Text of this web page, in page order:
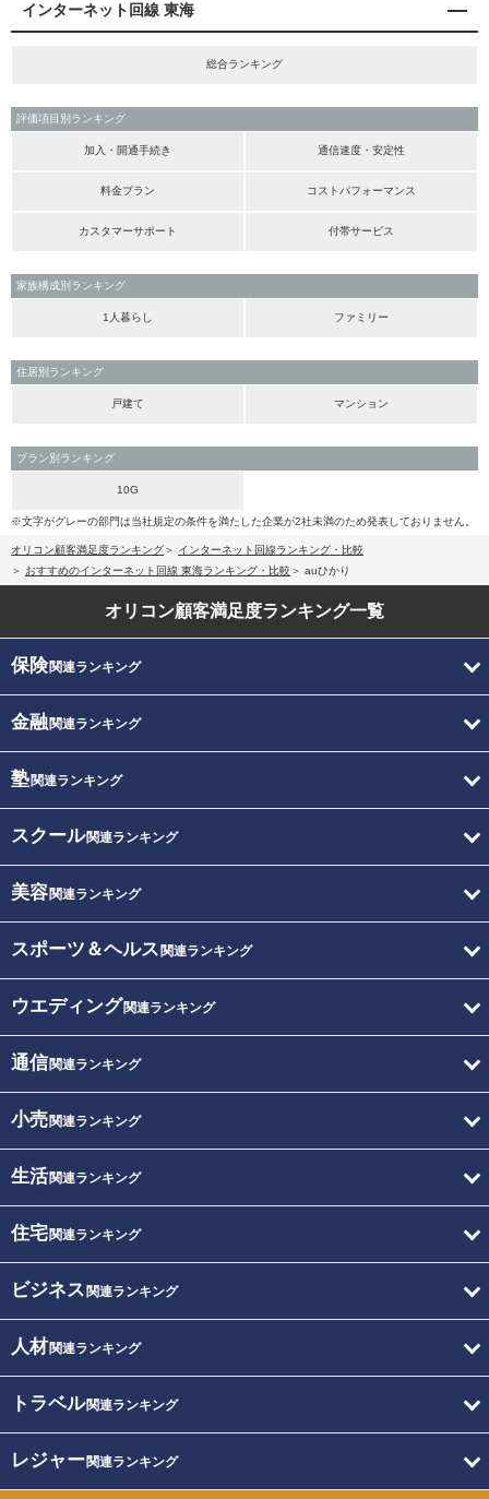
インターネット回線 東海
総合ランキング
評価項目別ランキング
加入・開通手続き 通信速度・安定性
料金プラン コストパフォーマンス
カスタマーサポート 付帯サービス
家族構成別ランキング
1人暮らし ファミリー
住居別ランキング
戸建て マンション
プラン別ランキング
10G
※文字がグレーの部門は当社規定の条件を満たした企業が2社未満のため発表しておりません。
オリコン顧客満足度ランキング
インターネット回線ランキング・比較
おすすめのインターネット回線 東海ランキング・比較
auひかり
オリコン顧客満足度ランキング一覧
保険関連ランキング
金融関連ランキング
塾関連ランキング
スクール関連ランキング
美容関連ランキング
スポーツ＆ヘルス 関連ランキング
ウエディング関連ランキング
通信関連ランキング
小売関連ランキング
生活関連ランキング
住宅関連ランキング
ビジネス 関連ランキング
人材関連ランキング
トラベル関連ランキング
レジャー関連ランキング